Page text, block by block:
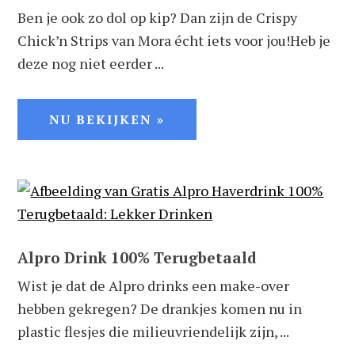
Ben je ook zo dol op kip? Dan zijn de Crispy
Chick’n Strips van Mora écht iets voor jou!Heb je
deze nog niet eerder ...
NU BEKIJKEN »
Alpro Drink 100% Terugbetaald
Wist je dat de Alpro drinks een make-over
hebben gekregen? De drankjes komen nu in
plastic flesjes die milieuvriendelijk zijn, ...